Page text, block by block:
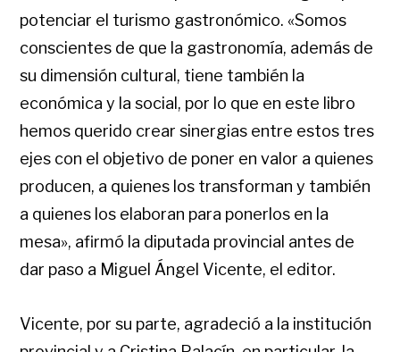
potenciar el turismo gastronómico. «Somos
conscientes de que la gastronomía, además de
su dimensión cultural, tiene también la
económica y la social, por lo que en este libro
hemos querido crear sinergias entre estos tres
ejes con el objetivo de poner en valor a quienes
producen, a quienes los transforman y también
a quienes los elaboran para ponerlos en la
mesa», afirmó la diputada provincial antes de
dar paso a Miguel Ángel Vicente, el editor.
Vicente, por su parte, agradeció a la institución